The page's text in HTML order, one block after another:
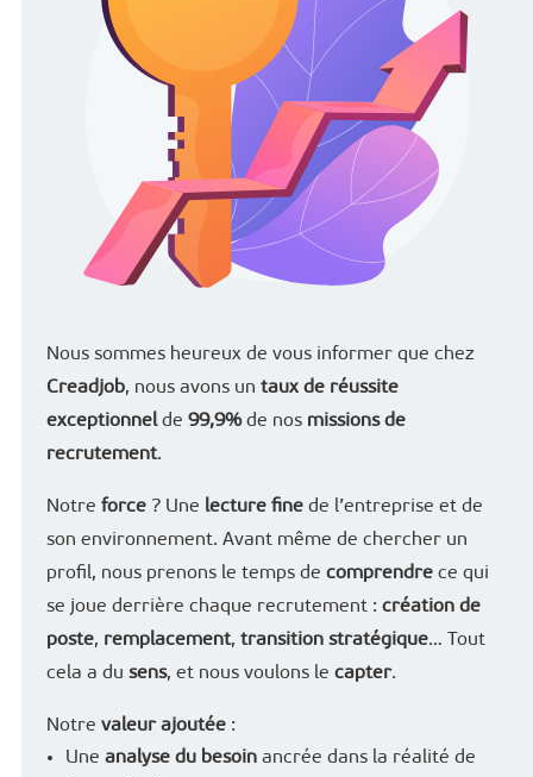
Nous sommes heureux de vous informer que chez
Creadjob, nous avons untaux de réussite
exceptionnelde99,9%de nos missions de
recrutement.
Notreforce ? Une lecture fine de l’entreprise et de
son environnement. Avant même de chercher un
profil, nous prenons le temps decomprendre ce qui
se joue derrière chaque recrutement : création de
poste, remplacement,transition stratégique… Tout
cela a dusens, et nous voulons le capter.
Notrevaleur ajoutée :
Uneanalyse du besoin ancrée dans la réalité de